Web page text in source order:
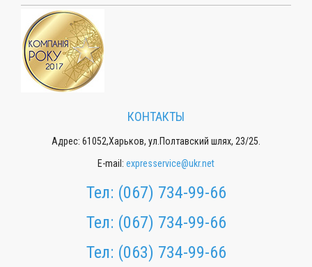
КОНТАКТЫ
Адрес: 61052,Харьков, ул.Полтавский шлях, 23/25.
E-mail: expresservice@ukr.net
Тел: (067) 734-99-66
Тел: (067) 734-99-66
Тел: (063) 734-99-66